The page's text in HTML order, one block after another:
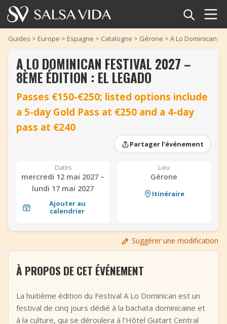
Accueil
Événements
Articles
Boutique
TuneTempo
Guides > Europe > Espagne > Catalogne > Gérone > A Lo Dominican
A LO DOMINICAN FESTIVAL 2027 –
8ÈME ÉDITION : EL LEGADO
Passes €150-€250; listed options include
a 5-day Gold Pass at €250 and a 4-day
pass at €240
Partager l’événement
Dates
mercredi 12 mai 2027 –
lundi 17 mai 2027
Ajouter au
calendrier
Lieu
Gérone
Itinéraire
Suggérer une modification
À PROPOS DE CET ÉVÉNEMENT
La huitième édition du Festival A Lo Dominican est un
festival de cinq jours dédié à la bachata dominicaine et
à la culture, qui se déroulera à l’Hôtel Guitart Central